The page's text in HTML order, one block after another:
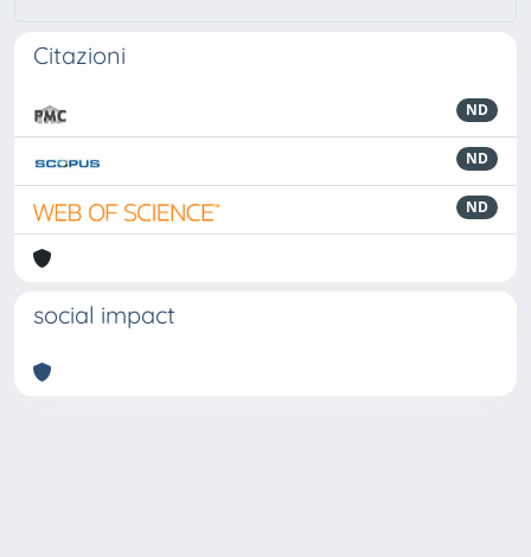
Citazioni
ND
ND
ND
social impact